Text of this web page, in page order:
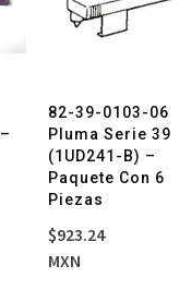
82-39-0103-06
Pluma Serie 39
(1UD241-B) –
Paquete Con 6
Piezas
$923.24
MXN